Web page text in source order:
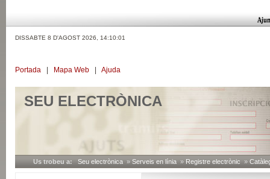
DISSABTE 8 D'AGOST 2026, 14:10:02
Portada Mapa Web Ajuda
SEU ELECTRÒNICA
Us trobeu a: Seu electrònica » Serveis en línia » Registre electrònic »